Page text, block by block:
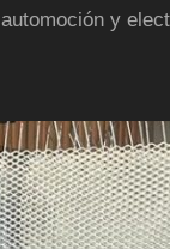
automoción y